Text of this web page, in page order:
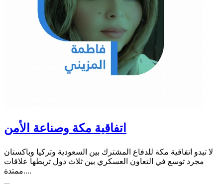
اتفاقية مكة وصناعة الأمن
لا تبدو اتفاقية مكة للدفاع المشترك بين السعودية وتركيا وباكستان
مجرد توسع في التعاون العسكري بين ثلاث دول تربطها علاقات
ممتدة....